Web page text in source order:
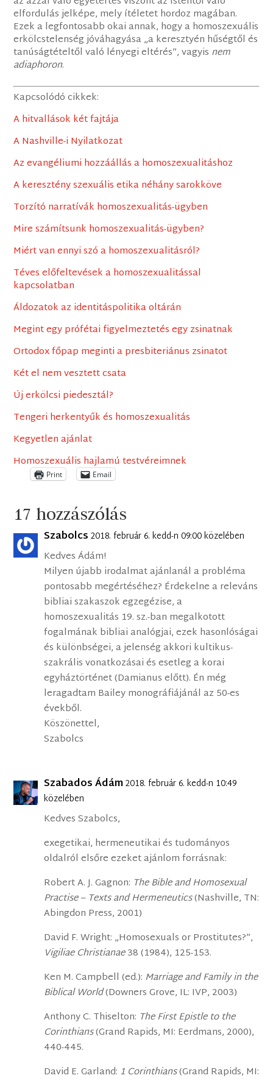
elfordulás jelképe, mely ítéletet hordoz magában.
Ezek a legfontosabb okai annak, hogy a homoszexuális
erkölcstelenség jóváhagyása „a keresztyén hűségtől és
tanúságtételtől való lényegi eltérés”, vagyis nem
adiaphoron.
Kapcsolódó cikkek:
A hitvallások két fajtája
A Nashville-i Nyilatkozat
Az evangéliumi hozzáállás a homoszexualitáshoz
A keresztény szexuális etika néhány sarokköve
Torzító narratívák homoszexualitás-ügyben
Mire számítsunk homoszexualitás-ügyben?
Miért van ennyi szó a homoszexualitásról?
Téves előfeltevések a homoszexualitással
kapcsolatban
Áldozatok az identitáspolitika oltárán
Megint egy prófétai figyelmeztetés egy zsinatnak
Ortodox főpap meginti a presbiteriánus zsinatot
Két el nem vesztett csata
Új erkölcsi piedesztál?
Tengeri herkentyűk és homoszexualitás
Kegyetlen ajánlat
Homoszexuális hajlamú testvéreimnek
Print Email
17 hozzászólás
Szabolcs 2018. február 6. kedd-n 09:00 közelében
Kedves Ádám!
Milyen újabb irodalmat ajánlanál a probléma
pontosabb megértéséhez? Érdekelne a releváns
bibliai szakaszok egzegézise, a
homoszexualitás 19. sz.-ban megalkotott
fogalmának bibliai analógjai, ezek hasonlóságai
és különbségei, a jelenség akkori kultikus-
szakrális vonatkozásai és esetleg a korai
egyháztörténet (Damianus előtt). Én még
leragadtam Bailey monográfiájánál az 50-es
évekből.
Köszönettel,
Szabolcs
Szabados Ádám2018. február 6. kedd-n 10:49
közelében
Kedves Szabolcs,
exegetikai, hermeneutikai és tudományos
oldalról elsőre ezeket ajánlom forrásnak:
Robert A. J. Gagnon: The Bible and Homosexual
Practise – Texts and Hermeneutics(Nashville, TN:
Abingdon Press, 2001)
David F. Wright: „Homosexuals or Prostitutes?”,
Vigiliae Christianae38 (1984), 125-153.
Ken M. Campbell (ed.): Marriage and Family in the
Biblical World(Downers Grove, IL: IVP, 2003)
Anthony C. Thiselton: The First Epistle to the
Corinthians(Grand Rapids, MI: Eerdmans, 2000),
440-445.
David E. Garland: 1 Corinthians(Grand Rapids, MI: